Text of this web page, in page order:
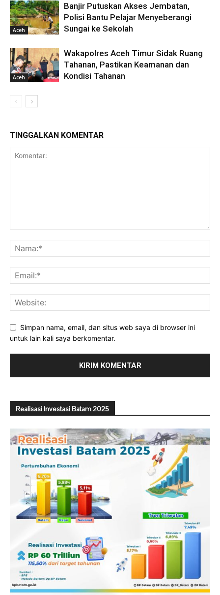
Aceh
Banjir Putuskan Akses Jembatan,
Polisi Bantu Pelajar Menyeberangi
Sungai ke Sekolah
Aceh
Wakapolres Aceh Timur Sidak Ruang
Tahanan, Pastikan Keamanan dan
Kondisi Tahanan
TINGGALKAN KOMENTAR
Simpan nama, email, dan situs web saya di browser ini
untuk lain kali saya berkomentar.
Realisasi Investasi Batam 2025